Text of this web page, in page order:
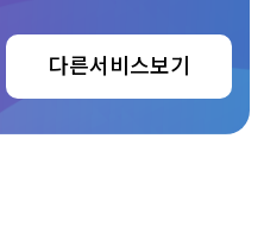
다른서비스보기